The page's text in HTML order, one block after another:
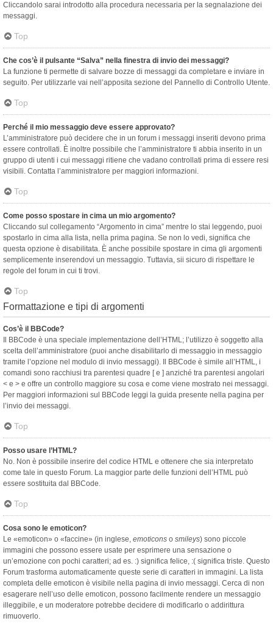
Cliccandolo sarai introdotto alla procedura necessaria per la segnalazione dei
messaggi.
Top
Che cos’è il pulsante “Salva” nella finestra di invio dei messaggi?
La funzione ti permette di salvare bozze di messaggi da completare e inviare in
seguito. Per utilizzarle vai nell’apposita sezione del Pannello di Controllo Utente.
Top
Perché il mio messaggio deve essere approvato?
L’amministratore può decidere che in un forum i messaggi inseriti devono prima
essere controllati. È inoltre possibile che l’amministratore ti abbia inserito in un
gruppo di utenti i cui messaggi ritiene che vadano controllati prima di essere resi
visibili. Contatta l’amministratore per maggiori informazioni.
Top
Come posso spostare in cima un mio argomento?
Cliccando sul collegamento “Argomento in cima” mentre lo stai leggendo, puoi
spostarlo in cima alla lista, nella prima pagina. Se non lo vedi, significa che
questa opzione è disabilitata. È anche possibile spostare in cima gli argomenti
semplicemente inserendovi un messaggio. Tuttavia, sii sicuro di rispettare le
regole del forum in cui ti trovi.
Top
Formattazione e tipi di argomenti
Cos’è il BBCode?
Il BBCode è una speciale implementazione dell’HTML; l’utilizzo è soggetto alla
scelta dell’amministratore (puoi anche disabilitarlo di messaggio in messaggio
tramite l’opzione nel modulo di invio messaggi). Il BBCode è simile all’HTML, i
comandi sono racchiusi tra parentesi quadre [ e ] anziché tra parentesi angolari
< e > e offre un controllo maggiore su cosa e come viene mostrato nei messaggi.
Per maggiori informazioni sul BBCode leggi la guida presente nella pagina per
l’invio dei messaggi.
Top
Posso usare l’HTML?
No. Non è possibile inserire del codice HTML e ottenere che sia interpretato
come tale in questo Forum. La maggior parte delle funzioni dell’HTML può
essere sostituita dal BBCode.
Top
Cosa sono le emoticon?
Le «emoticon» o «faccine» (in inglese, emoticons o smileys) sono piccole
immagini che possono essere usate per esprimere una sensazione o
un’emozione con pochi caratteri; ad es. :) significa felice, :( significa triste. Questo
Forum trasforma automaticamente queste serie di caratteri in immagini. La lista
completa delle emoticon è visibile nella pagina di invio messaggi. Cerca di non
esagerare nell’uso delle emoticon, possono facilmente rendere un messaggio
illeggibile, e un moderatore potrebbe decidere di modificarlo o addirittura
rimuoverlo.